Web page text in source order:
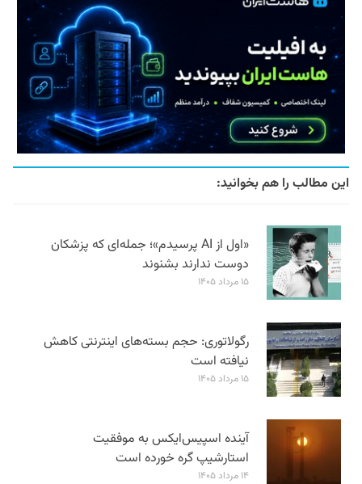
این مطالب را هم بخوانید:
«اول از AI پرسیدم»؛ جمله‌ای که پزشکان
دوست ندارند بشنوند
۱۵ مرداد ۱۴۰۵
رگولاتوری: حجم بسته‌های اینترنتی کاهش
نیافته است
۱۵ مرداد ۱۴۰۵
آینده اسپیس‌ایکس به موفقیت
استارشیپ گره خورده است
۱۴ مرداد ۱۴۰۵